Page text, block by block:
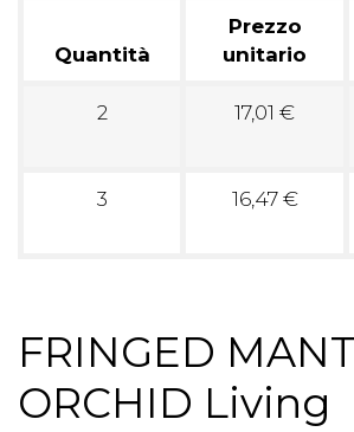
Quantità
Prezzo
unitario
2 17,01 €
3 16,47 €
FRINGED
ORCHID Living